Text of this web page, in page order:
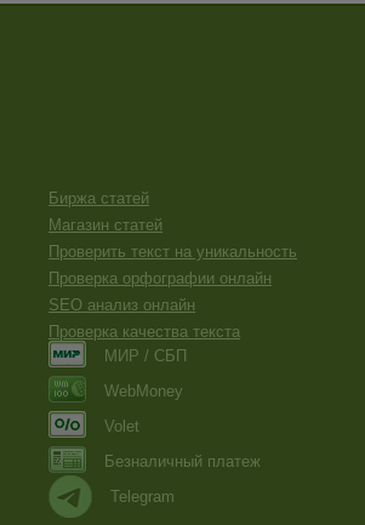
Биржа статей
Магазин статей
Проверить текст на уникальность
Проверка орфографии онлайн
SEO анализ онлайн
Проверка качества текста
МИР / СБП
WebMoney
Volet
Безналичный платеж
Telegram